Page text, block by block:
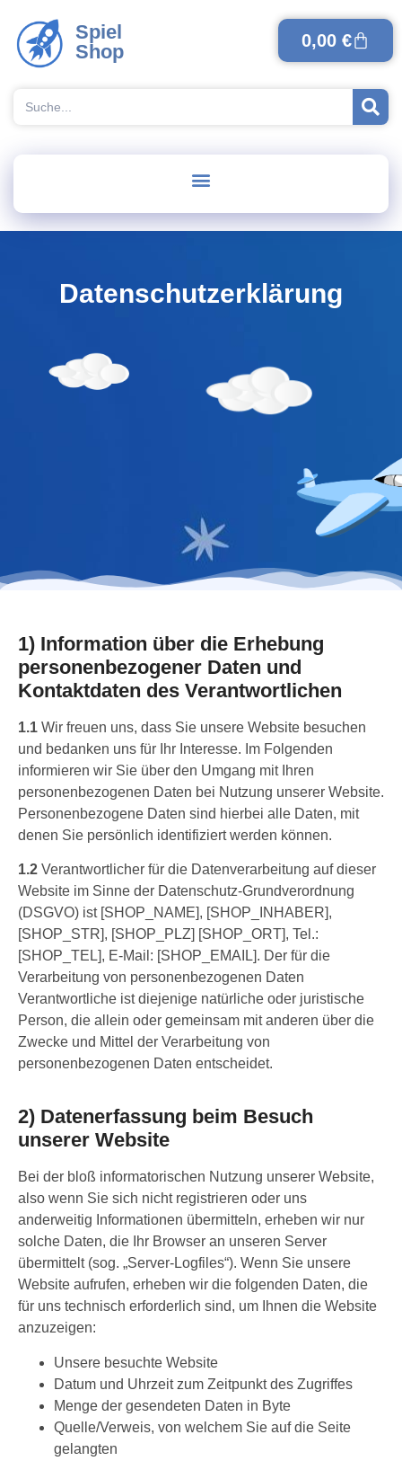
Spiel
Shop
0,00 €
Datenschutzerklärung
1) Information über die Erhebung
personenbezogener Daten und
Kontaktdaten des Verantwortlichen
1.1 Wir freuen uns, dass Sie unsere Website besuchen
und bedanken uns für Ihr Interesse. Im Folgenden
informieren wir Sie über den Umgang mit Ihren
personenbezogenen Daten bei Nutzung unserer Website.
Personenbezogene Daten sind hierbei alle Daten, mit
denen Sie persönlich identifiziert werden können.
1.2 Verantwortlicher für die Datenverarbeitung auf dieser
Website im Sinne der Datenschutz-Grundverordnung
(DSGVO) ist [SHOP_NAME], [SHOP_INHABER],
[SHOP_STR], [SHOP_PLZ] [SHOP_ORT], Tel.:
[SHOP_TEL], E-Mail: [SHOP_EMAIL]. Der für die
Verarbeitung von personenbezogenen Daten
Verantwortliche ist diejenige natürliche oder juristische
Person, die allein oder gemeinsam mit anderen über die
Zwecke und Mittel der Verarbeitung von
personenbezogenen Daten entscheidet.
2) Datenerfassung beim Besuch
unserer Website
Bei der bloß informatorischen Nutzung unserer Website,
also wenn Sie sich nicht registrieren oder uns
anderweitig Informationen übermitteln, erheben wir nur
solche Daten, die Ihr Browser an unseren Server
übermittelt (sog. „Server-Logfiles“). Wenn Sie unsere
Website aufrufen, erheben wir die folgenden Daten, die
für uns technisch erforderlich sind, um Ihnen die Website
anzuzeigen:
Unsere besuchte Website
Datum und Uhrzeit zum Zeitpunkt des Zugriffes
Menge der gesendeten Daten in Byte
Quelle/Verweis, von welchem Sie auf die Seite
gelangten